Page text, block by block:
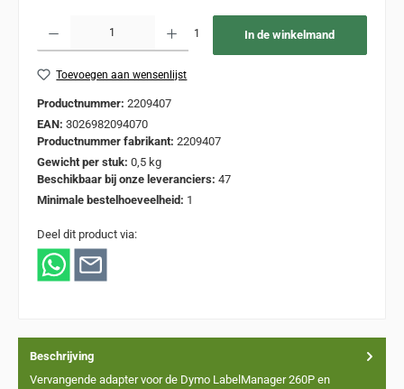
1 In de winkelmand
Toevoegen aan wensenlijst
Productnummer: 2209407
EAN: 3026982094070
Productnummer fabrikant: 2209407
Gewicht per stuk: 0,5 kg
Beschikbaar bij onze leveranciers: 47
Minimale bestelhoeveelheid: 1
Deel dit product via:
Beschrijving
Vervangende adapter voor de Dymo LabelManager 260P en